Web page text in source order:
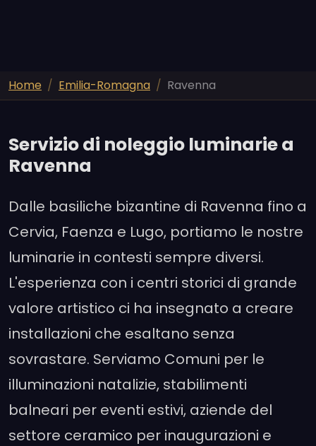
Home Emilia-Romagna Ravenna
Servizio di noleggio luminarie a
Ravenna
Dalle basiliche bizantine di Ravenna fino a
Cervia, Faenza e Lugo, portiamo le nostre
luminarie in contesti sempre diversi.
L'esperienza con i centri storici di grande
valore artistico ci ha insegnato a creare
installazioni che esaltano senza
sovrastare. Serviamo Comuni per le
illuminazioni natalizie, stabilimenti
balneari per eventi estivi, aziende del
settore ceramico per inaugurazioni e